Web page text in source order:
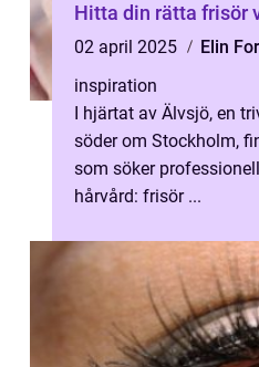
Hitta din rätta frisör
02 april 2025
Elin
inspiration
I hjärtat av Älvsjö, en
söder om Stockholm,
som söker
hårvård: frisör ...